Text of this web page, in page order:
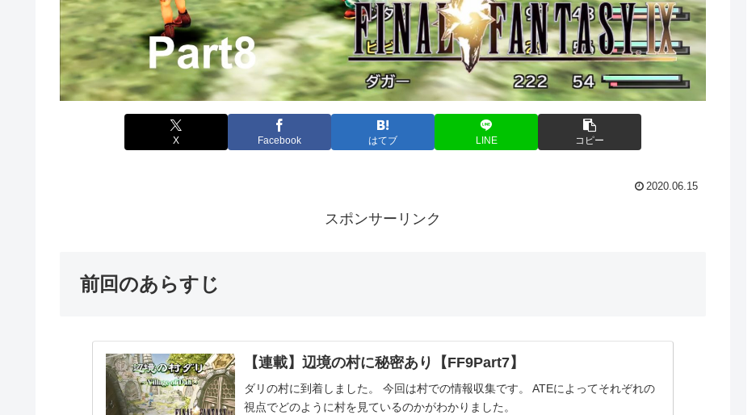
X Facebook はてブ LINE コピー
2020.06.15
スポンサーリンク
前回のあらすじ
【連載】辺境の村に秘密あり【FF9Part7】
ダリの村に到着しました。 今回は村での情報収集です。 ATEによってそれぞれの
視点でどのように村を見ているのかがわかりました。